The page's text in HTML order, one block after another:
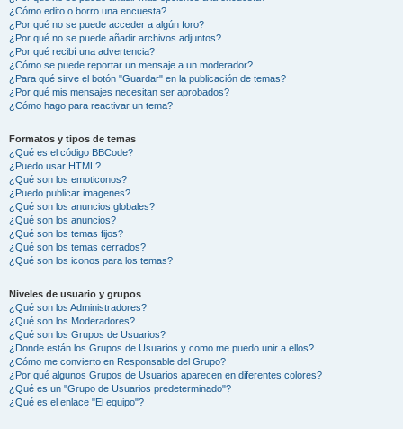
¿Cómo edito o borro una encuesta?
¿Por qué no se puede acceder a algún foro?
¿Por qué no se puede añadir archivos adjuntos?
¿Por qué recibí una advertencia?
¿Cómo se puede reportar un mensaje a un moderador?
¿Para qué sirve el botón "Guardar" en la publicación de temas?
¿Por qué mis mensajes necesitan ser aprobados?
¿Cómo hago para reactivar un tema?
Formatos y tipos de temas
¿Qué es el código BBCode?
¿Puedo usar HTML?
¿Qué son los emoticonos?
¿Puedo publicar imagenes?
¿Qué son los anuncios globales?
¿Qué son los anuncios?
¿Qué son los temas fijos?
¿Qué son los temas cerrados?
¿Qué son los iconos para los temas?
Niveles de usuario y grupos
¿Qué son los Administradores?
¿Qué son los Moderadores?
¿Qué son los Grupos de Usuarios?
¿Donde están los Grupos de Usuarios y como me puedo unir a ellos?
¿Cómo me convierto en Responsable del Grupo?
¿Por qué algunos Grupos de Usuarios aparecen en diferentes colores?
¿Qué es un "Grupo de Usuarios predeterminado"?
¿Qué es el enlace "El equipo"?